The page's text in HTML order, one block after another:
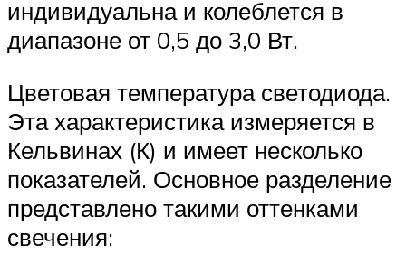
индивидуальна и колеблется в
диапазоне от 0,5 до 3,0 Вт.
Цветовая температура светодиода.
Эта характеристика измеряется в
Кельвинах (К) и имеет несколько
показателей. Основное разделение
представлено такими оттенками
свечения: